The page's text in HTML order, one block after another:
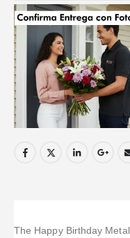
The Happy Birthday